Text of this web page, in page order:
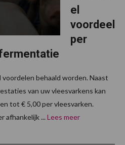
el
voordeel
per
behaald worden. Naast
van uw vleesvarkens kan
tot € 5,00 per vleesvarken.
afhankelijk ... Lees meer